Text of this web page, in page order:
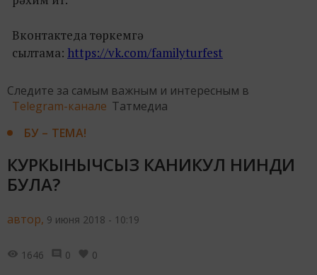
Вконтактеда төркемгә
сылтама: https://vk.com/familyturfest
Следите за самым важным и интересным в
Telegram-канале Татмедиа
БУ – ТЕМА!
КУРКЫНЫЧСЫЗ КАНИКУЛ НИНДИ
БУЛА?
автор, 9 июня 2018 - 10:19
1646 0 0